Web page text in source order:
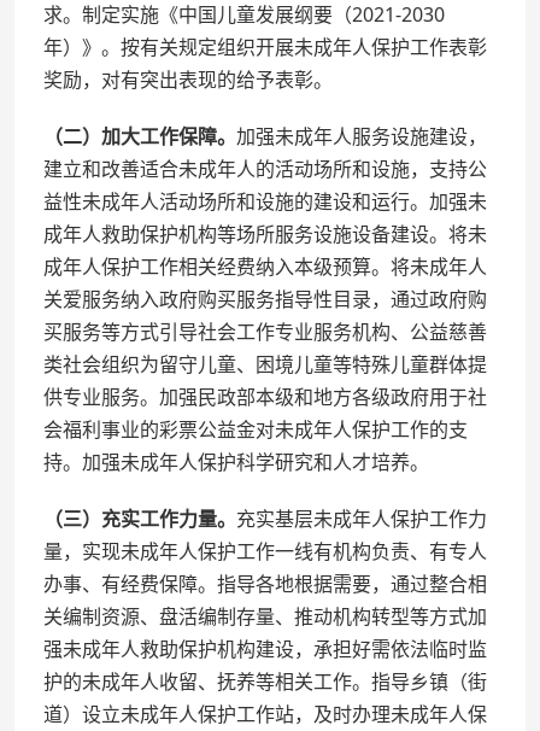
求。制定实施《中国儿童发展纲要（2021-2030
年）》。按有关规定组织开展未成年人保护工作表彰
奖励，对有突出表现的给予表彰。
（二）加大工作保障。 加强未成年人服务设施建设，
建立和改善适合未成年人的活动场所和设施，支持公
益性未成年人活动场所和设施的建设和运行。加强未
成年人救助保护机构等场所服务设施设备建设。将未
成年人保护工作相关经费纳入本级预算。将未成年人
关爱服务纳入政府购买服务指导性目录，通过政府购
买服务等方式引导社会工作专业服务机构、公益慈善
类社会组织为留守儿童、困境儿童等特殊儿童群体提
供专业服务。加强民政部本级和地方各级政府用于社
会福利事业的彩票公益金对未成年人保护工作的支
持。加强未成年人保护科学研究和人才培养。
（三）充实工作力量。 充实基层未成年人保护工作力
量，实现未成年人保护工作一线有机构负责、有专人
办事、有经费保障。指导各地根据需要，通过整合相
关编制资源、盘活编制存量、推动机构转型等方式加
强未成年人救助保护机构建设，承担好需依法临时监
护的未成年人收留、抚养等相关工作。指导乡镇（街
道）设立未成年人保护工作站，及时办理未成年人保